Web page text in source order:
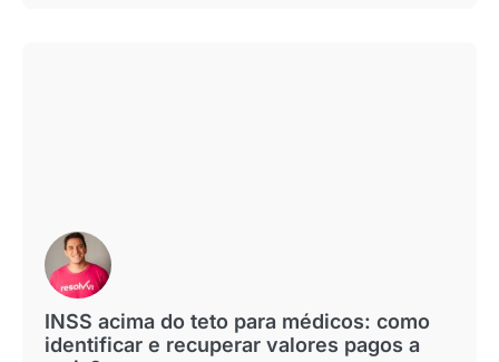
INSS acima do teto para médicos: como
identificar e recuperar valores pagos a